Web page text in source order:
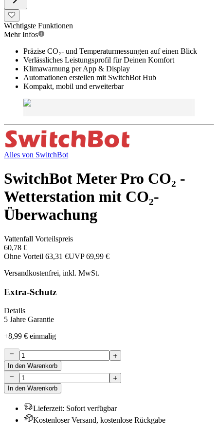
Wichtigste Funktionen
Mehr Infos
Präzise CO₂- und Temperaturmessungen auf einen Blick
Verlässliches Leistungsprofil für Deinen Komfort
Klimawarnung per App & Display
Automationen erstellen mit SwitchBot Hub
Kompakt, mobil und erweiterbar
Alles von SwitchBot
SwitchBot Meter Pro CO₂ -
Wetterstation mit CO₂-
Überwachung
Vattenfall Vorteilspreis
60,78 €
Ohne Vorteil 63,31 €UVP 69,99 €
Versandkostenfrei, inkl. MwSt.
Extra-Schutz
Details
5 Jahre Garantie
+8,99 € einmalig
In den Warenkorb
In den Warenkorb
Lieferzeit: Sofort verfügbar
Kostenloser Versand, kostenlose Rückgabe